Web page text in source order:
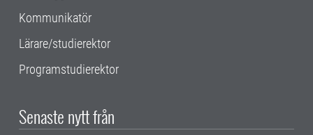
Kommunikatör
Lärare/studierektor
Programstudierektor
Senaste nytt från